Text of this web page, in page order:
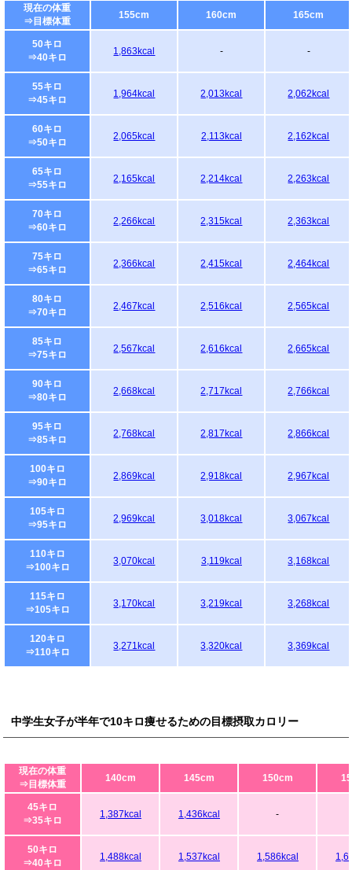
現在の体重
⇒目標体重
155cm 160cm 165cm
50キロ
⇒40キロ
1,863kcal - -
55キロ
⇒45キロ
1,964kcal 2,013kcal 2,062kcal
60キロ
⇒50キロ
2,065kcal 2,113kcal 2,162kcal
65キロ
⇒55キロ
2,165kcal 2,214kcal 2,263kcal
70キロ
⇒60キロ
2,266kcal 2,315kcal 2,363kcal
75キロ
⇒65キロ
2,366kcal 2,415kcal 2,464kcal
80キロ
⇒70キロ
2,467kcal 2,516kcal 2,565kcal
85キロ
⇒75キロ
2,567kcal 2,616kcal 2,665kcal
90キロ
⇒80キロ
2,668kcal 2,717kcal 2,766kcal
95キロ
⇒85キロ
2,768kcal 2,817kcal 2,866kcal
100キロ
⇒90キロ
2,869kcal 2,918kcal 2,967kcal
105キロ
⇒95キロ
2,969kcal 3,018kcal 3,067kcal
110キロ
⇒100キロ
3,070kcal 3,119kcal 3,168kcal
115キロ
⇒105キロ
3,170kcal 3,219kcal 3,268kcal
120キロ
⇒110キロ
3,271kcal 3,320kcal 3,369kcal
中学生女子が半年で10キロ痩せるための目標摂取カロリー
現在の体重
⇒目標体重
140cm 145cm 150cm
45キロ
⇒35キロ
1,387kcal 1,436kcal -
50キロ
⇒40キロ
1,488kcal 1,537kcal 1,586kcal